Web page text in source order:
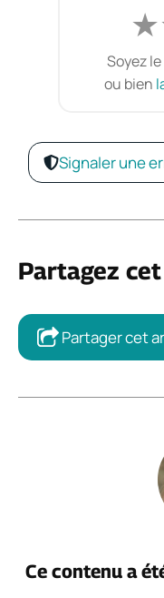
★
Soyez le
ou bien
Signaler une
Partagez
Partager cet
Ce contenu a